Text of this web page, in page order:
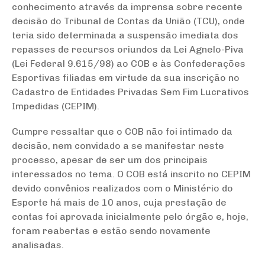
conhecimento através da imprensa sobre recente
decisão do Tribunal de Contas da União (TCU), onde
teria sido determinada a suspensão imediata dos
repasses de recursos oriundos da Lei Agnelo-Piva
(Lei Federal 9.615/98) ao COB e às Confederações
Esportivas filiadas em virtude da sua inscrição no
Cadastro de Entidades Privadas Sem Fim Lucrativos
Impedidas (CEPIM).
Cumpre ressaltar que o COB não foi intimado da
decisão, nem convidado a se manifestar neste
processo, apesar de ser um dos principais
interessados no tema. O COB está inscrito no CEPIM
devido convênios realizados com o Ministério do
Esporte há mais de 10 anos, cuja prestação de
contas foi aprovada inicialmente pelo órgão e, hoje,
foram reabertas e estão sendo novamente
analisadas.